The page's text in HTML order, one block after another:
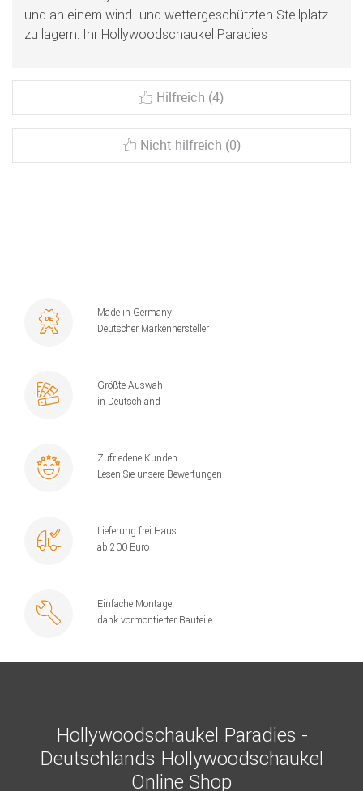
und an einem wind- und wettergeschützten Stellplatz
zu lagern. Ihr Hollywoodschaukel Paradies
Hilfreich (4)
Nicht hilfreich (0)
Made in Germany
Deutscher Markenhersteller
Größte Auswahl
in Deutschland
Zufriedene Kunden
Lesen Sie unsere Bewertungen
Lieferung frei Haus
ab 200 Euro
Einfache Montage
dank vormontierter Bauteile
Hollywoodschaukel Paradies -
Deutschlands Hollywoodschaukel
Online Shop